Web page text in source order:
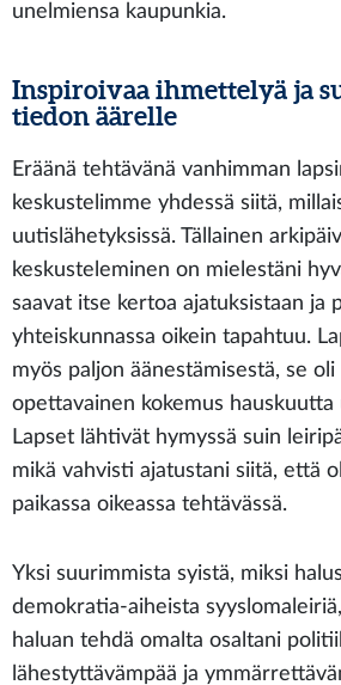
unelmiensa kaupunkia.
Inspiroivaa ihmettelyä ja
tiedon äärelle
Eräänä tehtävänä vanhimman
keskustelimme yhdessä siitä,
uutislähetyksissä. Tällainen
keskusteleminen on mielestäni
saavat itse kertoa ajatuksistaan ja
yhteiskunnassa oikein tapahtuu.
myös paljon äänestämisestä, se
opettavainen kokemus hauskuutta
Lapset lähtivät hymyssä suin
mikä vahvisti ajatustani siitä, että
paikassa oikeassa tehtävässä.
Yksi suurimmista syistä, miksi
demokratia-aiheista
haluan tehdä omalta osaltani
lähestyttävämpää ja